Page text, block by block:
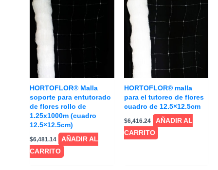
HORTOFLOR® Malla
soporte para entutorado
de flores rollo de
1.25x1000m (cuadro
12.5×12.5cm)
$6,481.14
AÑADIR AL
CARRITO
HORTOFLOR® malla
para el tutoreo de flores
cuadro de 12.5×12.5cm
$6,416.24
AÑADIR AL
CARRITO